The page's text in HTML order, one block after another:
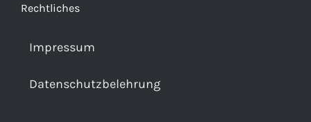
Rechtliches
Impressum
Datenschutzbelehrung